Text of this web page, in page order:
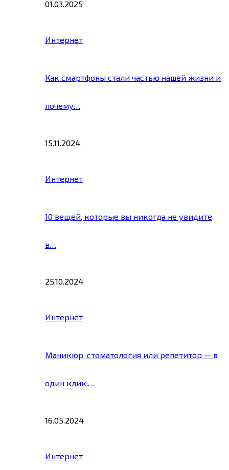
01.03.2025
Интернет
Как смартфоны стали частью нашей жизни и
почему…
15.11.2024
Интернет
10 вещей, которые вы никогда не увидите
в…
25.10.2024
Интернет
Маникюр, стоматология или репетитор — в
один клик:…
16.05.2024
Интернет